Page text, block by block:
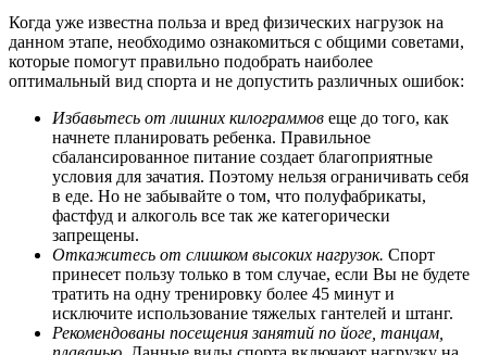
Когда уже известна польза и вред физических нагрузок на
данном этапе, необходимо ознакомиться с общими советами,
которые помогут правильно подобрать наиболее
оптимальный вид спорта и не допустить различных ошибок:
Избавьтесь от лишних килограммов еще до того, как
начнете планировать ребенка. Правильное
сбалансированное питание создает благоприятные
условия для зачатия. Поэтому нельзя ограничивать себя
в еде. Но не забывайте о том, что полуфабрикаты,
фастфуд и алкоголь все так же категорически
запрещены.
Откажитесь от слишком высоких нагрузок. Спорт
принесет пользу только в том случае, если Вы не будете
тратить на одну тренировку более 45 минут и
исключите использование тяжелых гантелей и штанг.
Рекомендованы посещения занятий по йоге, танцам,